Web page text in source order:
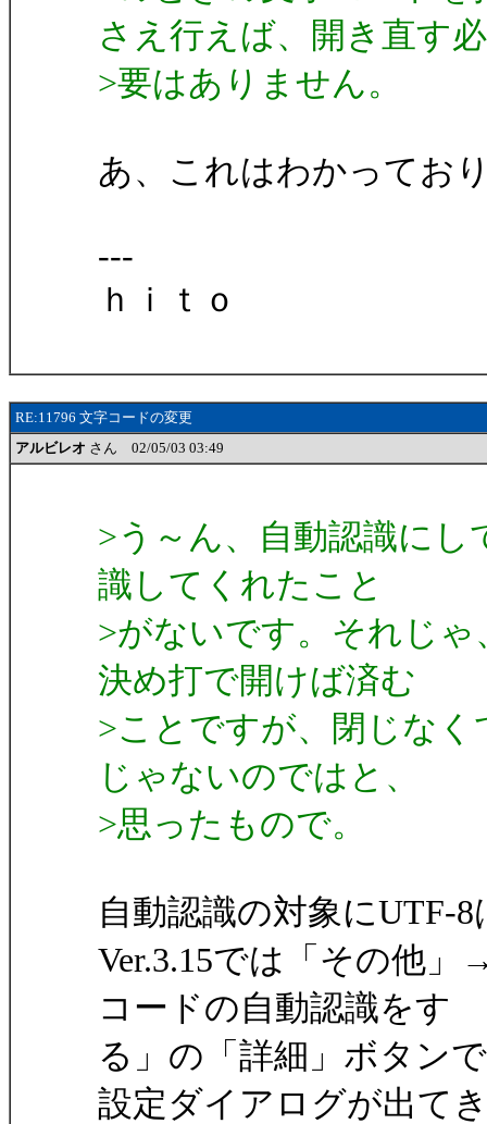
さえ行えば、開き直す必
>要はありません。
あ、これはわかってお
---
ｈｉｔｏ
RE:11796 文字コードの変更
アルビレオ さん 02/05/03 03:49
>う～ん、自動認識にし
識してくれたこと
>がないです。それじ
決め打で開けば済む
>ことですが、閉じな
じゃないのではと、
>思ったもので。
自動認識の対象にUTF-
Ver.3.15では「その他
コードの自動認識をす
る」の「詳細」ボタンで
設定ダイアログが出て